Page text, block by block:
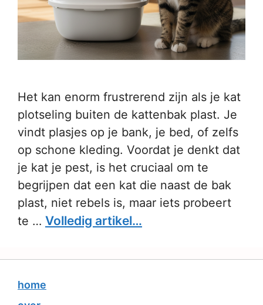
Het kan enorm frustrerend zijn als je kat
plotseling buiten de kattenbak plast. Je
vindt plasjes op je bank, je bed, of zelfs
op schone kleding. Voordat je denkt dat
je kat je pest, is het cruciaal om te
begrijpen dat een kat die naast de bak
plast, niet rebels is, maar iets probeert
te … Volledig artikel…
home